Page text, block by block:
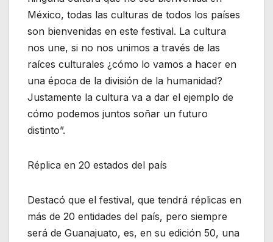
México, todas las culturas de todos los países
son bienvenidas en este festival. La cultura
nos une, si no nos unimos a través de las
raíces culturales ¿cómo lo vamos a hacer en
una época de la división de la humanidad?
Justamente la cultura va a dar el ejemplo de
cómo podemos juntos soñar un futuro
distinto”.
Réplica en 20 estados del país
Destacó que el festival, que tendrá réplicas en
más de 20 entidades del país, pero siempre
será de Guanajuato, es, en su edición 50, una